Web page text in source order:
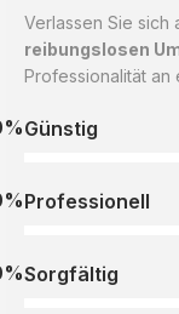
Verlassen Sie sich
reibungslosen
Professionalität an
Günstig
Professionell
Sorgfältig